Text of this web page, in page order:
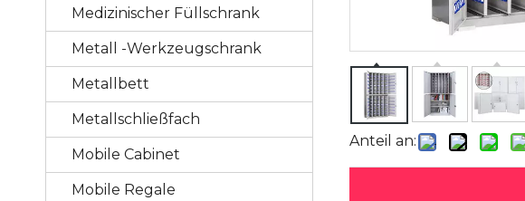
Medizinischer Füllschrank
Metall -Werkzeugschrank
Metallbett
Metallschließfach
Mobile Cabinet
Mobile Regale
Anteil an: